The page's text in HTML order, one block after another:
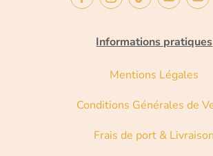
Informations pratiques
Mentions Légales
Conditions Générales de
Frais de port & Livraison